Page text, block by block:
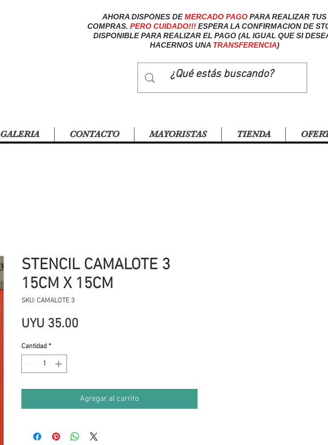
AHORA DISPONES DEMERCADO PAGO PARA REALIZAR TUS
COMPRAS. PERO CUIDADO!!!ESPERA LA CONFIRMACION DE
DISPONIBLE PARA REALIZAR EL PAGO (AL IGUAL QUE SI
HACERNOS UNA TRANSFERENCIA)
GALERIA CONTACTO MAYORISTAS TIENDA
STENCIL CAMALOTE 3
15CM X 15CM
SKU: CAMALOTE 3
UYU 35.00
Cantidad *
Agregar al carrito